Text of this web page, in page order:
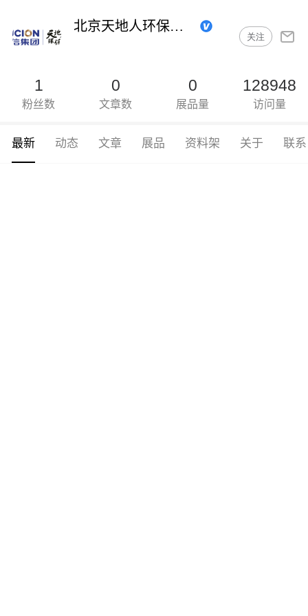
北京天地人环保科技有限公司
关注
1
粉丝数
0
文章数
0
展品量
128948
访问量
最新 动态 文章 展品 资料架 关于 联系